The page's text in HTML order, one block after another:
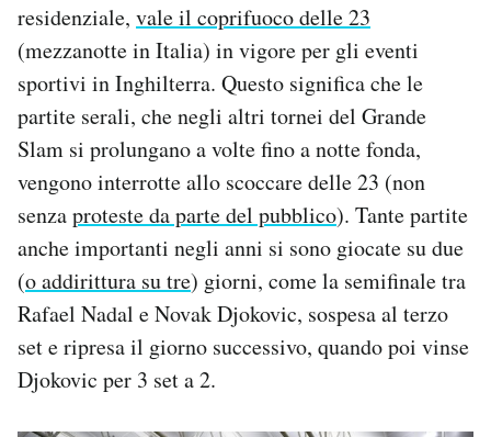
residenziale, vale il coprifuoco delle 23
(mezzanotte in Italia) in vigore per gli eventi
sportivi in Inghilterra. Questo significa che le
partite serali, che negli altri tornei del Grande
Slam si prolungano a volte fino a notte fonda,
vengono interrotte allo scoccare delle 23 (non
senzaproteste da parte del pubblico). Tante partite
anche importanti negli anni si sono giocate su due
(o addirittura su tre) giorni, come la semifinale tra
Rafael Nadal e Novak Djokovic, sospesa al terzo
set e ripresa il giorno successivo, quando poi vinse
Djokovic per 3 set a 2.